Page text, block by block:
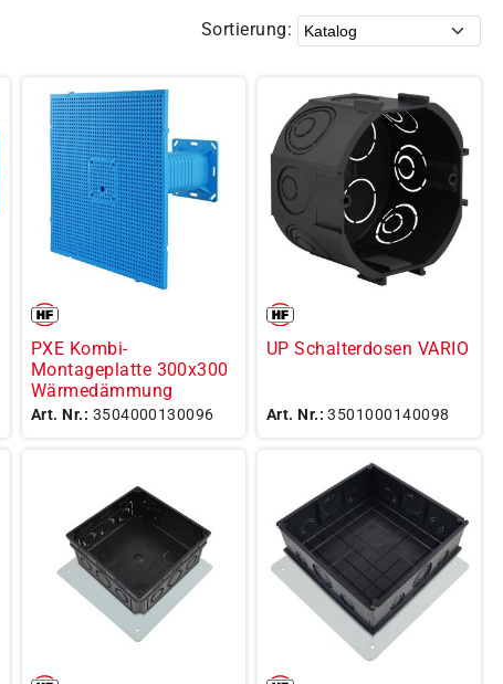
Sortierung:
PXE Kombi-
Montageplatte 300x300
Wärmedämmung
Art. Nr.: 3504000130096
UP Schalterdosen VARIO
Art. Nr.: 3501000140098